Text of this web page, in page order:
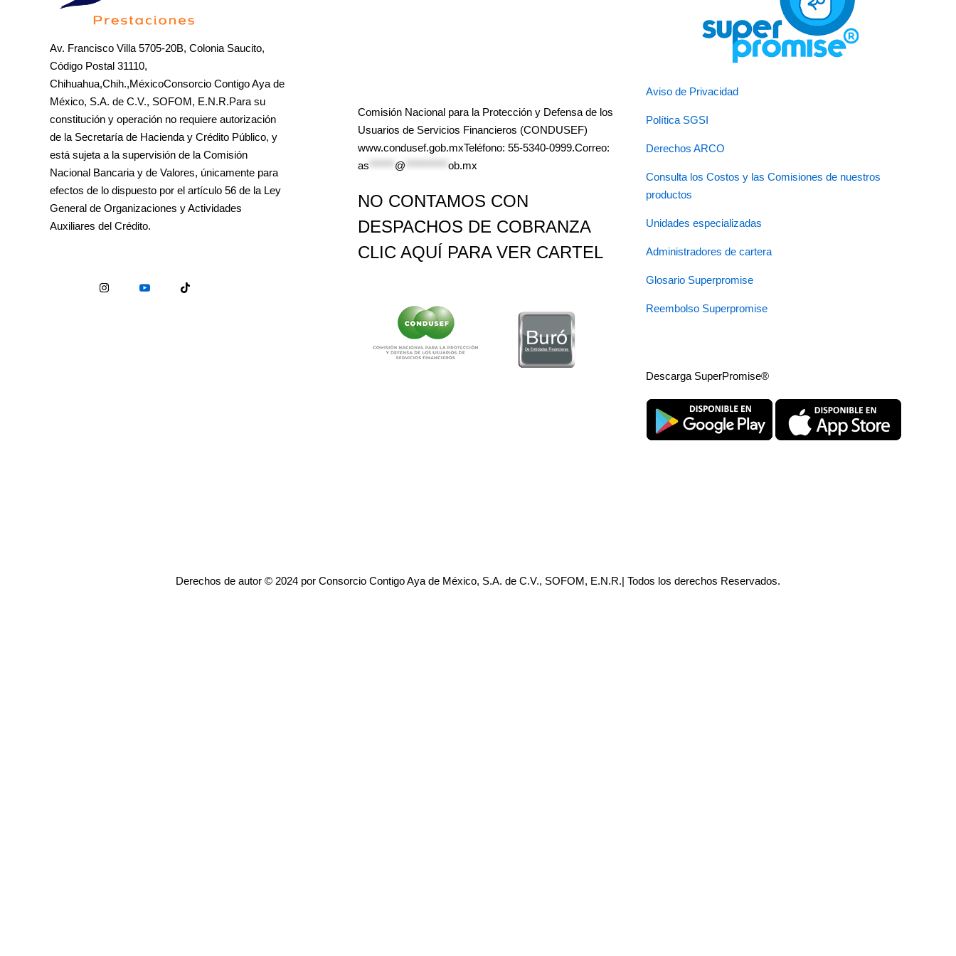
Av. Francisco Villa 5705-20B, Colonia Saucito,
Código Postal 31110,
Chihuahua,Chih.,MéxicoConsorcio Contigo Aya de
México, S.A. de C.V., SOFOM, E.N.R.Para su
constitución y operación no requiere autorización
de la Secretaría de Hacienda y Crédito Público, y
está sujeta a la supervisión de la Comisión
Nacional Bancaria y de Valores, únicamente para
efectos de lo dispuesto por el artículo 56 de la Ley
General de Organizaciones y Actividades
Auxiliares del Crédito.
Comisión Nacional para la Protección y Defensa de los
Usuarios de Servicios Financieros (CONDUSEF)
www.condusef.gob.mxTeléfono: 55-5340-0999.Correo:
as
@ ob.mx
NO CONTAMOS CON
DESPACHOS DE COBRANZA
CLIC AQUÍ PARA VER CARTEL
Aviso de Privacidad
Política SGSI
Derechos ARCO
Consulta los Costos y las Comisiones de nuestros
productos
Unidades especializadas
Administradores de cartera
Glosario Superpromise
Reembolso Superpromise
Descarga SuperPromise®
Derechos de autor © 2024 por Consorcio Contigo Aya de México, S.A. de C.V., SOFOM, E.N.R.| Todos los derechos Reservados.